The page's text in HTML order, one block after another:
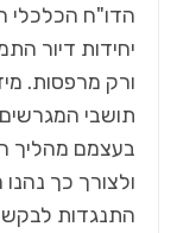
הדו"ח הכלכלי
יחידות דיור
ורק מרפסות.
תושבי
בעצמם מהליך
ולצורך כך נהנו
התנגדות